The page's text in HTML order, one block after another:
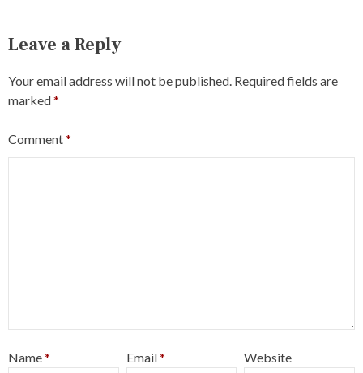
Leave a Reply
Your email address will not be published. Required fields are
marked*
Comment*
Name* Email* Website